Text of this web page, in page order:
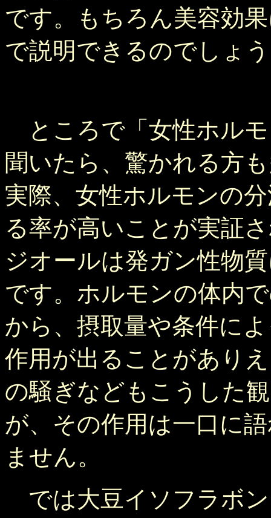
です。もちろん美容効
で説明できるのでしょ
ところで「女性ホル
聞いたら、驚かれる方
実際、女性ホルモンの
る率が高いことが実証
ジオールは発ガン性物
です。ホルモンの体内
から、摂取量や条件に
作用が出ることがあり
の騒ぎなどもこうした
が、その作用は一口に
ません。
では大豆イソフラボ